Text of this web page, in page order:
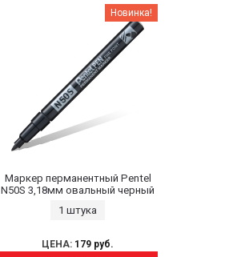
Новинка!
Маркер перманентный Pentel
N50S 3,18мм овальный черный
1 штука
ЦЕНА: 179 руб.